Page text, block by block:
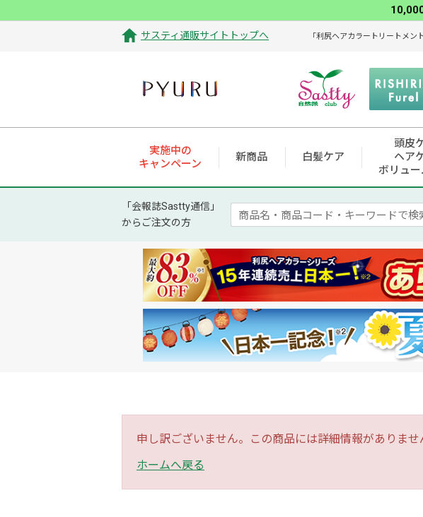
サスティ通販サイトトップへ 「利尻ヘアカラートリートメ
実施中の
キャンペーン
新商品 白髪ケア
頭皮
ヘア
ボリュ
「会報誌Sastty通信」
からご注文の方
申し訳ございません。この商品には詳細情報がありませ
ホームへ戻る